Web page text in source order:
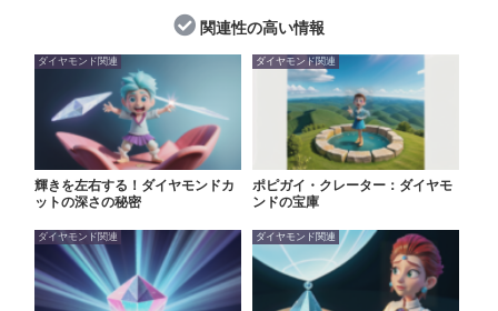
関連性の高い情報
ダイヤモンド関連
輝きを左右する！ダイヤモンドカ
ットの深さの秘密
ダイヤモンド関連
ポピガイ・クレーター：ダイヤモ
ンドの宝庫
ダイヤモンド関連 ダイヤモンド関連